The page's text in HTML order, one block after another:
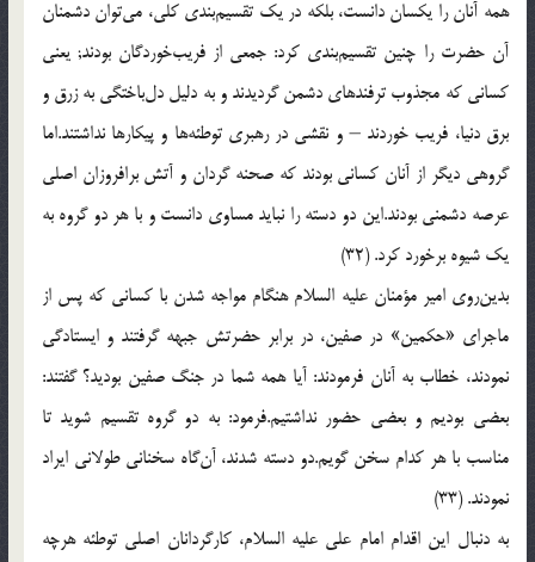
همه آنان را یكسان دانست، بلكه در یك تقسیم‌بندی كلی، می‌توان دشمنان
آن حضرت را چنین تقسیم‌بندی كرد: جمعی از فریب‌خوردگان بودند; یعنی
كسانی كه مجذوب ترفندهای دشمن گردیدند و به دلیل دل‌باختگی به زرق و
برق دنیا، فریب خوردند – و نقشی در رهبری توطئه‌ها و پیكارها نداشتند.اما
گروهی دیگر از آنان كسانی بودند كه صحنه گردان و آتش برافروزان اصلی
عرصه دشمنی بودند.این دو دسته را نباید مساوی دانست و با هر دو گروه به
یك شیوه برخورد كرد. (32)
بدین‌روی امیر مؤمنان علیه السلام هنگام مواجه شدن با كسانی كه پس از
ماجرای «حكمین‌» در صفین، در برابر حضرتش جبهه گرفتند و ایستادگی
نمودند، خطاب به آنان فرمودند: آیا همه شما در جنگ صفین بودید؟ گفتند:
بعضی بودیم و بعضی حضور نداشتیم.فرمود: به دو گروه تقسیم شوید تا
مناسب با هر كدام سخن گویم.دو دسته شدند، آن‌گاه سخنانی طولانی ایراد
نمودند. (33)
به دنبال این اقدام امام علی علیه السلام، كارگردانان اصلی توطئه هرچه